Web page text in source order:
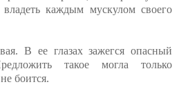
каждым мускулом своего
В ее глазах зажегся опасный
такое могла только
боится.